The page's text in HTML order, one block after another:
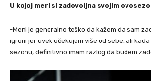
U kojoj meri si zadovoljna svojim
-Meni je generalno teško da kažem da sam
igrom jer uvek očekujem više od sebe, ali
sezonu, definitivno imam razlog da budem